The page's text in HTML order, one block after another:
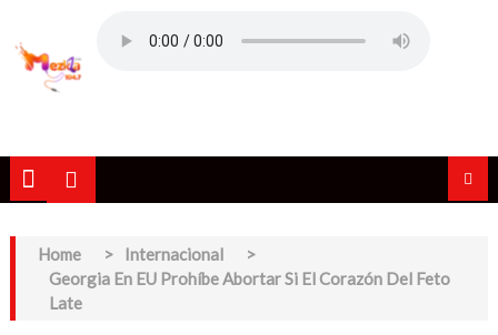
Home > Internacional
>
Georgia En EU Prohíbe Abortar Si El Corazón Del Feto
Late